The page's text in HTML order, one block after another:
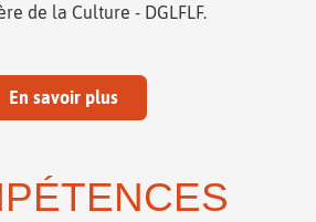
de la Culture - DGLFLF.
En savoir plus